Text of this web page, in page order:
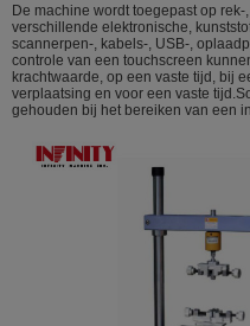
De machine wordt toegepast op
verschillende elektronische,
scannerpen-, kabels-, USB-,
controle van een touchscreen
krachtwaarde, op een vaste tijd, bij
verplaatsing en voor een vaste
gehouden bij het bereiken van een